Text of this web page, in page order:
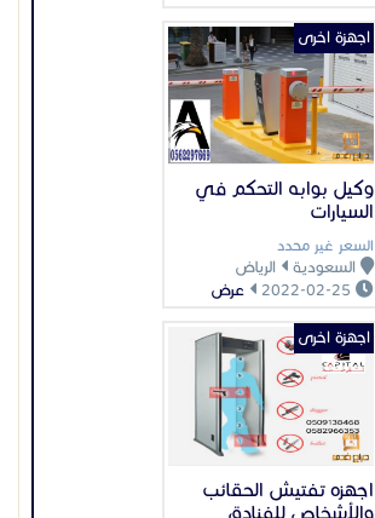
وكيل بوابه التحكم في
السيارات
السعر غير محدد
السعودية
الرياض
عرض
اجهزة اخرى
اجهزه تفتيش الحقائب
والأشخاص للفنادق
اجهزة اخرى